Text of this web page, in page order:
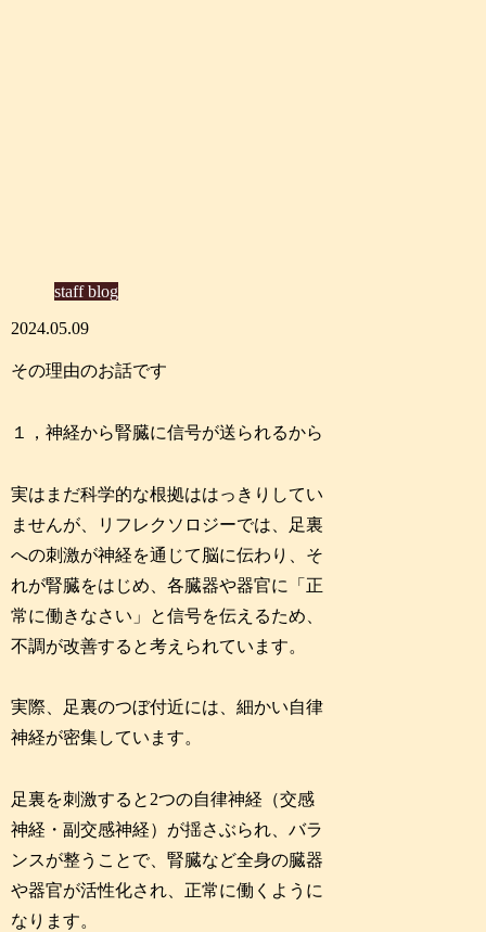
staff blog
2024.05.09
その理由のお話です
１，神経から腎臓に信号が送られるから
実はまだ科学的な根拠ははっきりしてい
ませんが、リフレクソロジーでは、足裏
への刺激が神経を通じて脳に伝わり、そ
れが腎臓をはじめ、各臓器や器官に「正
常に働きなさい」と信号を伝えるため、
不調が改善すると考えられています。
実際、足裏のつぼ付近には、細かい自律
神経が密集しています。
足裏を刺激すると2つの自律神経（交感
神経・副交感神経）が揺さぶられ、バラ
ンスが整うことで、腎臓など全身の臓器
や器官が活性化され、正常に働くように
なります。